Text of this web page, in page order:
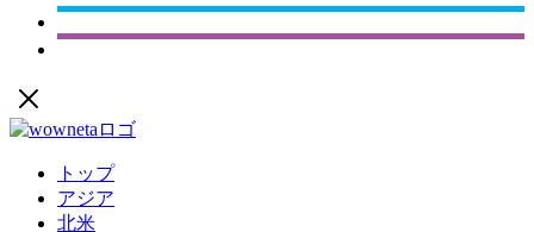
トップ
アジア
北米